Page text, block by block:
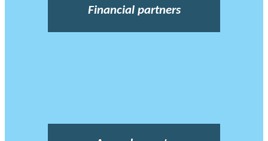
Financial partners